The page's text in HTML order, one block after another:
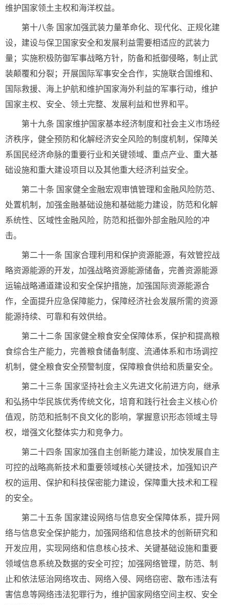
维护国家领土主权和海洋权益。
第十八条 国家加强武装力量革命化、现代化、正规化建
设，建设与保卫国家安全和发展利益需要相适应的武装力
量；实施积极防御军事战略方针，防备和抵御侵略，制止武
装颠覆和分裂；开展国际军事安全合作，实施联合国维和、
国际救援、海上护航和维护国家海外利益的军事行动，维护
国家主权、安全、领土完整、发展利益和世界和平。
第十九条 国家维护国家基本经济制度和社会主义市场经
济秩序，健全预防和化解经济安全风险的制度机制，保障关
系国民经济命脉的重要行业和关键领域、重点产业、重大基
础设施和重大建设项目以及其他重大经济利益安全。
第二十条 国家健全金融宏观审慎管理和金融风险防范、
处置机制，加强金融基础设施和基础能力建设，防范和化解
系统性、区域性金融风险，防范和抵御外部金融风险的冲
击。
第二十一条 国家合理利用和保护资源能源，有效管控战
略资源能源的开发，加强战略资源能源储备，完善资源能源
运输战略通道建设和安全保护措施，加强国际资源能源合
作，全面提升应急保障能力，保障经济社会发展所需的资源
能源持续、可靠和有效供给。
第二十二条 国家健全粮食安全保障体系，保护和提高粮
食综合生产能力，完善粮食储备制度、流通体系和市场调控
机制，健全粮食安全预警制度，保障粮食供给和质量安全。
第二十三条 国家坚持社会主义先进文化前进方向，继承
和弘扬中华民族优秀传统文化，培育和践行社会主义核心价
值观，防范和抵制不良文化的影响，掌握意识形态领域主导
权，增强文化整体实力和竞争力。
第二十四条 国家加强自主创新能力建设，加快发展自主
可控的战略高新技术和重要领域核心关键技术，加强知识产
权的运用、保护和科技保密能力建设，保障重大技术和工程
的安全。
第二十五条 国家建设网络与信息安全保障体系，提升网
络与信息安全保护能力，加强网络和信息技术的创新研究和
开发应用，实现网络和信息核心技术、关键基础设施和重要
领域信息系统及数据的安全可控；加强网络管理，防范、制
止和依法惩治网络攻击、网络入侵、网络窃密、散布违法有
害信息等网络违法犯罪行为，维护国家网络空间主权、安全